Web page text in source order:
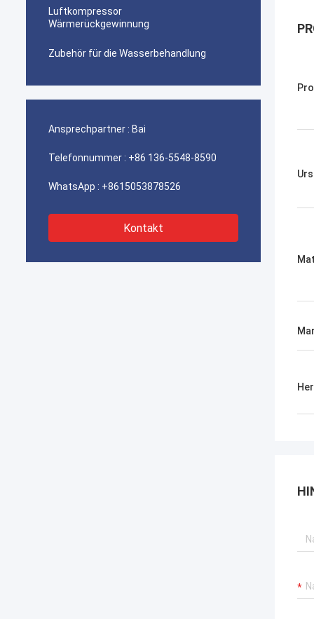
Luftkompressor
Wärmerückgewinnung
Zubehör für die Wasserbehandlung
Ansprechpartner : Bai
Telefonnummer : +86 136-5548-8590
WhatsApp : +8615053878526
Kontakt